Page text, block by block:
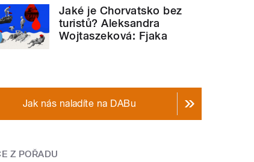
Jaké je Chorvatsko bez
turistů? Aleksandra
Wojtaszeková: Fjaka
Jak nás naladíte na DABu
Z POŘADU